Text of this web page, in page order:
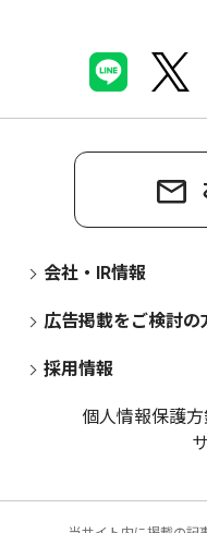
会社・IR情報
広告掲載をご検討の
採用情報
個人情報保護